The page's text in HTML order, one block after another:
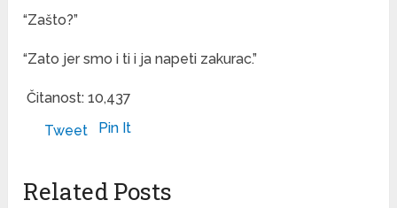
“Zašto?”
“Zato jer smo i ti i ja napeti zakurac.”
Čitanost: 10,437
Tweet
Pin It
Related Posts